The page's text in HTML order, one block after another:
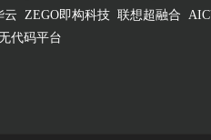
云 ZEGO即构科技 联想超融合
代码平台